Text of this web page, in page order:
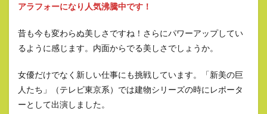
アラフォーになり人気沸騰中です！
昔も今も変わらぬ美しさですね！さらにパワーアップしてい
るように感じます。内面からでる美しさでしょうか。
女優だけでなく新しい仕事にも挑戦しています。「新美の巨
人たち」（テレビ東京系）では建物シリーズの時にレポータ
ーとして出演しました。